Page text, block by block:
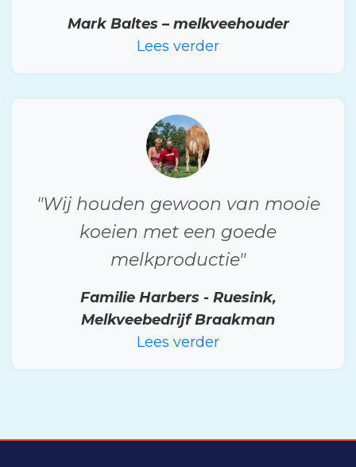
Mark Baltes – melkveehouder
Lees verder
"Wij houden gewoon van mooie
koeien met een goede
melkproductie"
Familie Harbers - Ruesink,
Melkveebedrijf Braakman
Lees verder